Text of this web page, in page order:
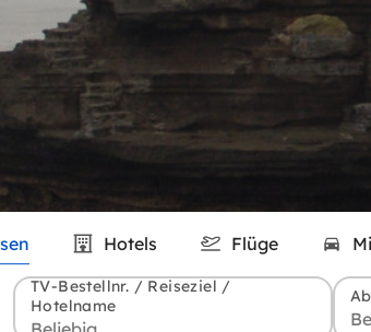
Hotels Flüge
TV-Bestellnr. / Reiseziel /
Hotelname